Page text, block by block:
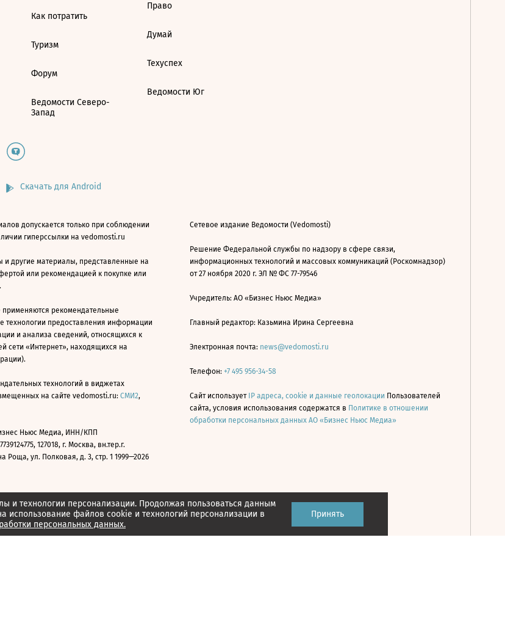
и технологии персонализации. Продолжая пользоваться данным
использование файлов cookie и технологий персонализации в
персональных данных.
Принять
Как потратить
Туризм
Форум
Ведомости Северо-
Запад
Право
Думай
Техуспех
Ведомости Юг
Скачать для Android
допускается только при соблюдении
гиперссылки на vedomosti.ru
и другие материалы, представленные на
или рекомендацией к покупке или
рекомендательные
технологии предоставления информации
и анализа сведений, относящихся к
сети «Интернет», находящихся на
технологий в виджетах
на сайте vedomosti.ru: СМИ2,
Ньюс Медиа, ИНН/КПП
127018, г. Москва, вн.тер.г.
Роща, ул. Полковая, д. 3, стр. 1 1999—2026
Сетевое издание Ведомости (Vedomosti)
Решение Федеральной службы по надзору в сфере связи,
информационных технологий и массовых коммуникаций (Роскомнадзор)
от 27 ноября 2020 г. ЭЛ № ФС 77-79546
Учредитель: АО «Бизнес Ньюс Медиа»
Главный редактор: Казьмина Ирина Сергеевна
Электронная почта: news@vedomosti.ru
Телефон: +7 495 956-34-58
Сайт использует IP адреса, cookie и данные геолокации Пользователей
сайта, условия использования содержатся в Политике в отношении
обработки персональных данных АО «Бизнес Ньюс Медиа»